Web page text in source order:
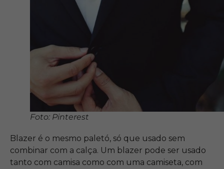
Foto: Pinterest
Blazer é o mesmo paletó, só que usado sem
combinar com a calça. Um blazer pode ser usado
tanto com camisa como com uma camiseta, com